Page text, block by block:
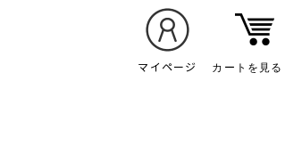
マイページ カートを見る